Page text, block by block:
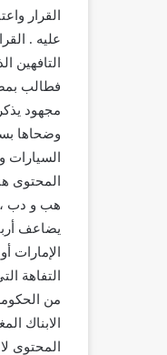
القرار
عليه .
التافهين
فطالب
مجهود
وضحاها
المحتوى
هب و دب ،
الإمارات
التفاهة
من
الابناك
المحتوى